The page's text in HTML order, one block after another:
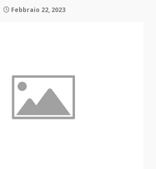
Febbraio 22, 2023